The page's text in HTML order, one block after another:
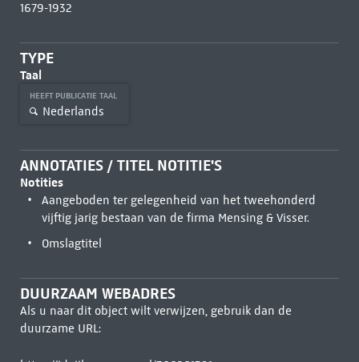
1679-1932
TYPE
Taal
HEEFT PUBLICATIE TAAL
Nederlands
ANNOTATIES / TITEL NOTITIE'S
Notities
Aangeboden ter gelegenheid van het tweehonderd
vijftig jarig bestaan van de firma Mensing & Visser.
Omslagtitel
DUURZAAM WEBADRES
Als u naar dit object wilt verwijzen, gebruik dan de
duurzame URL: